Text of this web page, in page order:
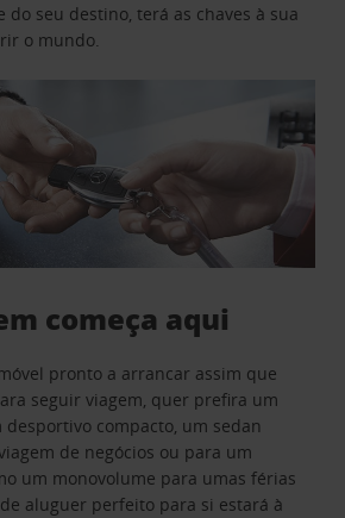
seu destino, terá as chaves à sua
o mundo.
começa aqui
pronto a arrancar assim que
seguir viagem, quer prefira um
compacto, um sedan
de negócios ou para um
um monovolume para umas férias
aluguer perfeito para si estará à